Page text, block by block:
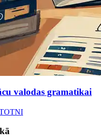
valodas gramatikai